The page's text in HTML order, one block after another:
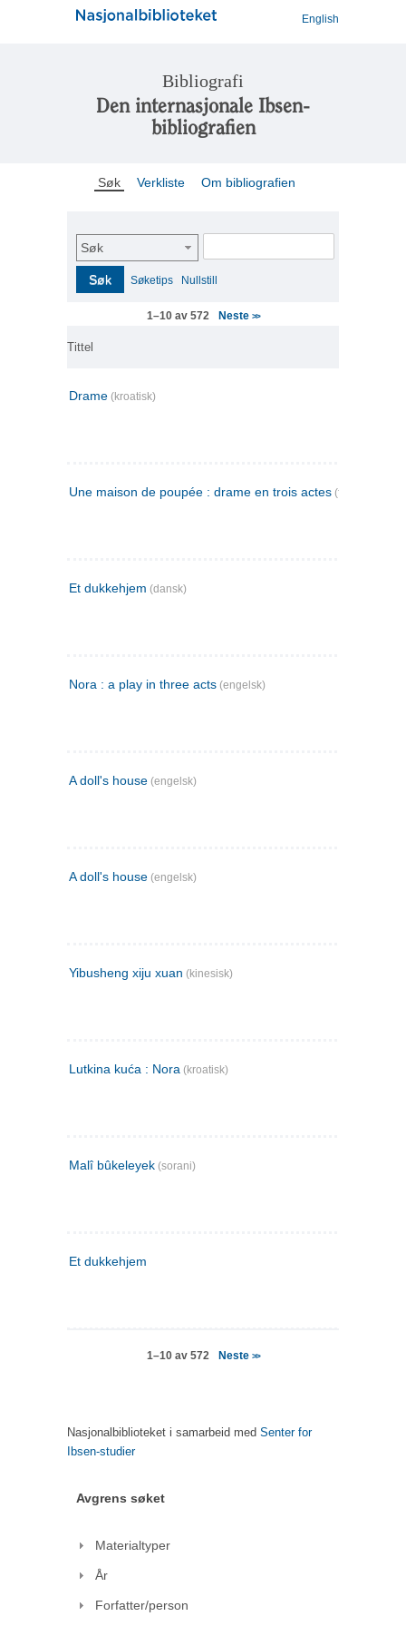
English
Bibliografi
Den internasjonale Ibsen-
bibliografien
Søk Verkliste Om bibliografien
Søk
Søk Søketips Nullstill
1–10 av 572 Neste >>
Tittel
Drame (kroatisk)
Une maison de poupée : drame en trois actes (fransk)
Et dukkehjem (dansk)
Nora : a play in three acts (engelsk)
A doll's house (engelsk)
A doll's house (engelsk)
Yibusheng xiju xuan (kinesisk)
Lutkina kuća : Nora (kroatisk)
Malî bûkeleyek (sorani)
Et dukkehjem
1–10 av 572 Neste >>
Nasjonalbiblioteket i samarbeid med Senter for
Ibsen-studier
Avgrens søket
Materialtyper
År
Forfatter/person